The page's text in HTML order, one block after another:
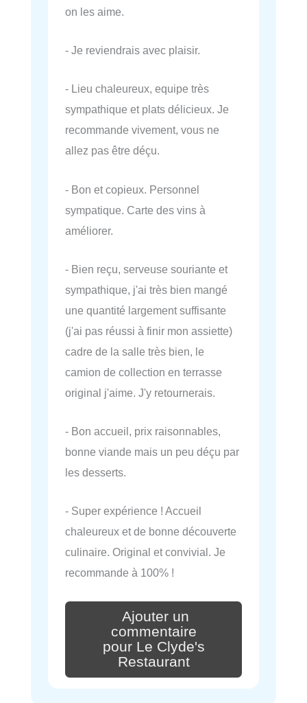
on les aime.
- Je reviendrais avec plaisir.
- Lieu chaleureux, equipe très
sympathique et plats délicieux. Je
recommande vivement, vous ne
allez pas être déçu.
- Bon et copieux. Personnel
sympatique. Carte des vins à
améliorer.
- Bien reçu, serveuse souriante et
sympathique, j'ai très bien mangé
une quantité largement suffisante
(j'ai pas réussi à finir mon assiette)
cadre de la salle très bien, le
camion de collection en terrasse
original j'aime. J'y retournerais.
- Bon accueil, prix raisonnables,
bonne viande mais un peu déçu par
les desserts.
- Super expérience ! Accueil
chaleureux et de bonne découverte
culinaire. Original et convivial. Je
recommande à 100% !
Ajouter un
commentaire
pour Le Clyde's
Restaurant